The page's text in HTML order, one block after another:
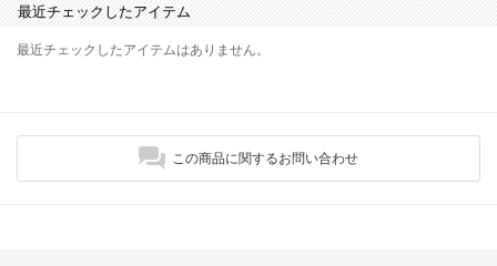
最近チェックしたアイテム
最近チェックしたアイテムはありません。
この商品に関するお問い合わせ